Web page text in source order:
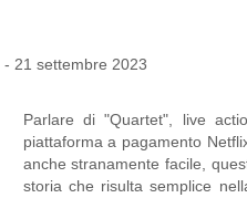
- 21 settembre 2023
Parlare di "Quartet", live
piattaforma a pagamento
anche stranamente facile,
storia che risulta semplice